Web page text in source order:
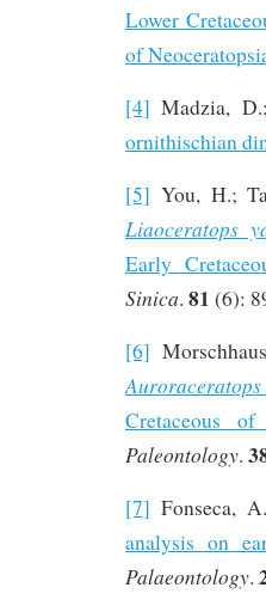
Lower
of
[4] Madzia,
ornithischian
[5] You, H.;
Liaoceratops
Early
Sinica. 81 (6):
[6]
Cretaceous
Paleontology.
[7] Fonseca,
analysis on
Palaeontology.